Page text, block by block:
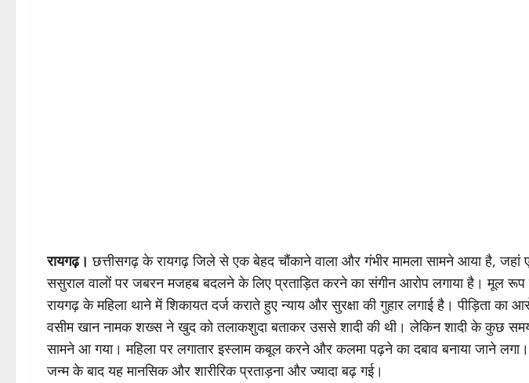
रायगढ़। छत्तीसगढ़ के रायगढ़ जिले से एक बेहद चौंकाने वाला और गंभीर मामला सामने आया है,
ससुराल वालों पर जबरन मजहब बदलने के लिए प्रताड़ित करने का संगीन आरोप लगाया है। मूल रूप से
रायगढ़ के महिला थाने में शिकायत दर्ज कराते हुए न्याय और सुरक्षा की गुहार लगाई है। पीड़िता का
वसीम खान नामक शख्स ने खुद को तलाकशुदा बताकर उससे शादी की थी। लेकिन शादी के कुछ
सामने आ गया। महिला पर लगातार इस्लाम कबूल करने और कलमा पढ़ने का दबाव बनाया जाने लगा।
जन्म के बाद यह मानसिक और शारीरिक प्रताड़ना और ज्यादा बढ़ गई।